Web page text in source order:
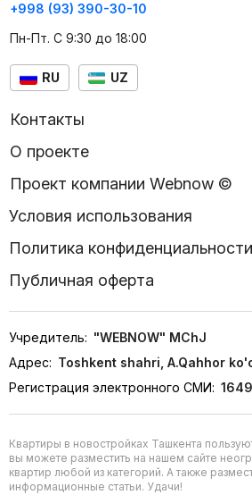
+998 (93) 390-30-10
Пн-Пт. С 9:30 до 18:00
RU UZ
Контакты
О проекте
Проект компании Webnow ©
Условия использования
Политика конфиденциальности
Публичная оферта
Учредитель: "WEBNOW" MChJ
Адрес: Toshkent shahri, A.Qahhor
Регистрация электронного СМИ: 1649
Квартиры в новостройках Ташкента
вы можете разместить на нашем сайте
квартир любой из категорий. А также
информационные статьи. Удачи!